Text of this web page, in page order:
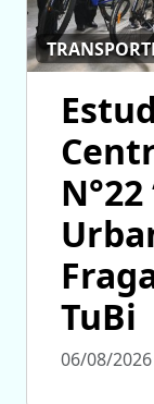
TuBi
06/08/